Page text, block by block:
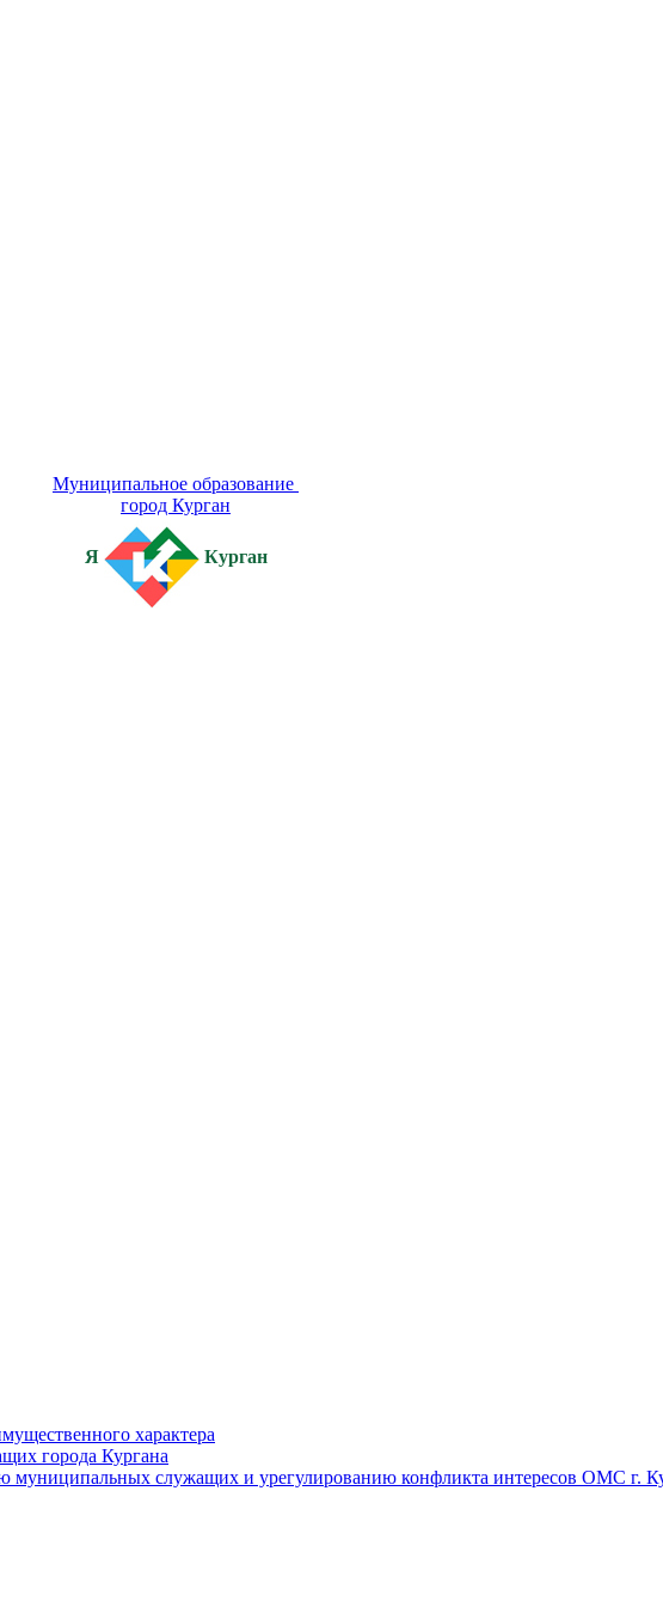
Муниципальное образование
город Курган
Я Курган
характера
города Кургана
служащих и урегулированию конфликта интересов ОМС г.